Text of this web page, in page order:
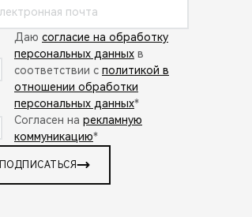
Даю согласие на обработку
персональных данных в
соответствии с политикой в
отношении обработки
персональных данных*
Согласен на рекламную
коммуникацию*
ПОДПИСАТЬСЯ